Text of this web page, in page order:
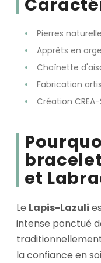
Pierres
Apprêts en
Chaînette
Fabrication
Création CREA-
et
Le Lapis-Lazuli
intense ponctué
la confiance en